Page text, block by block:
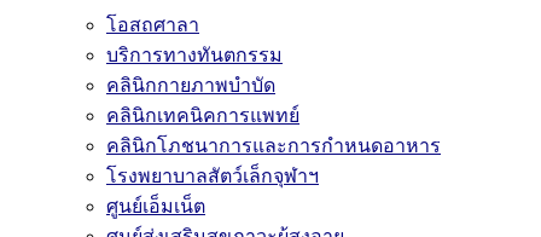
โอสถศาลา
บริการทางทันตกรรม
คลินิกกายภาพบำบัด
คลินิกเทคนิคการแพทย์
คลินิกโภชนาการและการกำหนดอาหาร
โรงพยาบาลสัตว์เล็กจุฬาฯ
ศูนย์เอ็มเน็ต